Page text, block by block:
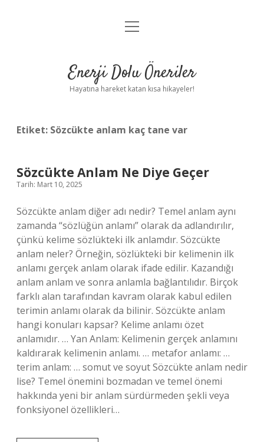
Anasayfa
Yasal Uyarı
menüyü
Enerji Dolu Öneriler
Hayatına hareket katan kısa hikayeler!
Etiket: Sözcükte anlam kaç tane var
Sözcükte Anlam Ne Diye Geçer
Tarih: Mart 10, 2025
Sözcükte anlam diğer adı nedir? Temel anlam aynı
zamanda “sözlüğün anlamı” olarak da adlandırılır,
çünkü kelime sözlükteki ilk anlamdır. Sözcükte
anlam neler? Örneğin, sözlükteki bir kelimenin ilk
anlamı gerçek anlam olarak ifade edilir. Kazandığı
anlam anlam ve sonra anlamla bağlantılıdır. Birçok
farklı alan tarafından kavram olarak kabul edilen
terimin anlamı olarak da bilinir. Sözcükte anlam
hangi konuları kapsar? Kelime anlamı özet
anlamıdır. … Yan Anlam: Kelimenin gerçek anlamını
kaldırarak kelimenin anlamı. … metafor anlamı: …
terim anlam: … somut ve soyut Sözcükte anlam nedir
lise? Temel önemini bozmadan ve temel önemi
hakkında yeni bir anlam sürdürmeden şekli veya
fonksiyonel özellikleri…